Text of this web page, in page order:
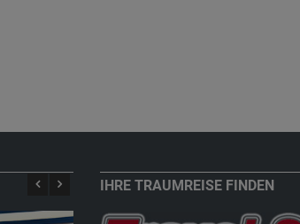
IHRE TRAUMREISE FINDEN